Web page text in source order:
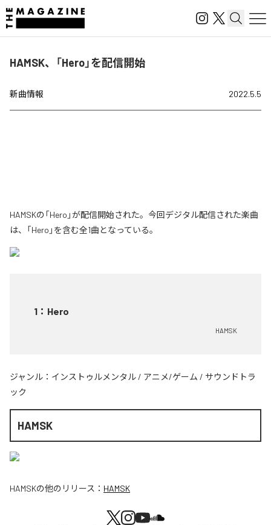
HAMSK、「Hero」を配信開始
新曲情報 2022.5.5
HAMSKの「Hero」が配信開始された。今回デジタル配信された楽曲
は、「Hero」を含む全1曲となっている。
1 ： Hero
HAMSK
ジャンル： インストゥルメンタル / アニメ/ゲーム / サウンドトラ
ック
HAMSK
HAMSKの他のリリース： HAMSK